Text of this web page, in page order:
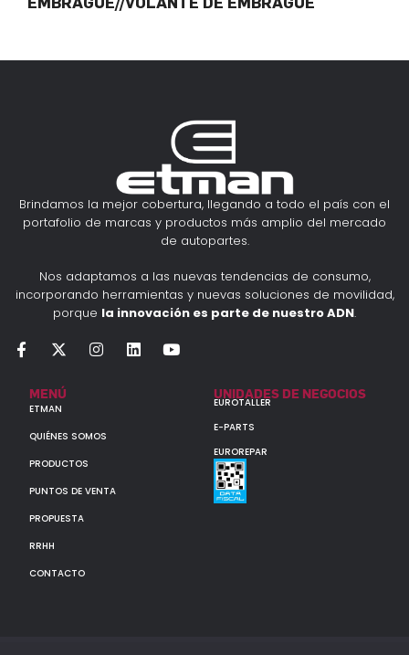
Brindamos la mejor cobertura, llegando a todo el país con el
portafolio de marcas y productos más amplio del mercado
de autopartes.
Nos adaptamos a las nuevas tendencias de consumo,
incorporando herramientas y nuevas soluciones de movilidad,
porque la innovación es parte de nuestro ADN.
MENÚ
ETMAN
QUIÉNES SOMOS
PRODUCTOS
PUNTOS DE VENTA
PROPUESTA
RRHH
CONTACTO
UNIDADES DE NEGOCIOS
EUROTALLER
E-PARTS
EUROREPAR